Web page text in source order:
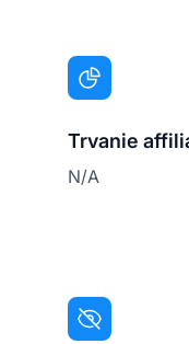
Trvanie
N/A